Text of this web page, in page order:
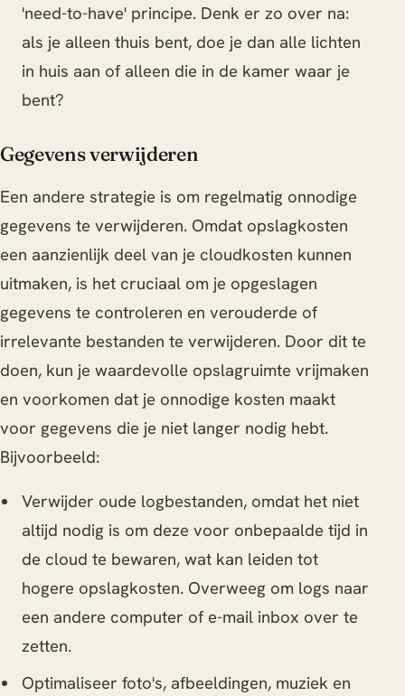
'need-to-have' principe. Denk er zo over na:
als je alleen thuis bent, doe je dan alle lichten
in huis aan of alleen die in de kamer waar je
bent?
Gegevens verwijderen
Een andere strategie is om regelmatig onnodige
gegevens te verwijderen. Omdat opslagkosten
een aanzienlijk deel van je cloudkosten kunnen
uitmaken, is het cruciaal om je opgeslagen
gegevens te controleren en verouderde of
irrelevante bestanden te verwijderen. Door dit te
doen, kun je waardevolle opslagruimte vrijmaken
en voorkomen dat je onnodige kosten maakt
voor gegevens die je niet langer nodig hebt.
Bijvoorbeeld:
Verwijder oude logbestanden, omdat het niet
altijd nodig is om deze voor onbepaalde tijd in
de cloud te bewaren, wat kan leiden tot
hogere opslagkosten. Overweeg om logs naar
een andere computer of e-mail inbox over te
zetten.
Optimaliseer foto's, afbeeldingen, muziek en